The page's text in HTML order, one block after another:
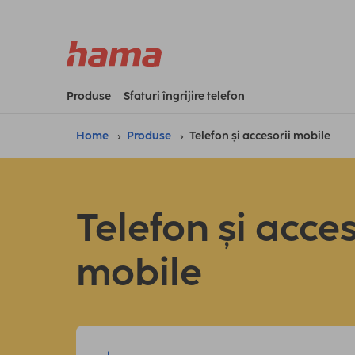
Produse Sfaturi îngrijire telefon
Home Produse Telefon și accesorii mobile
Telefon și
mobile